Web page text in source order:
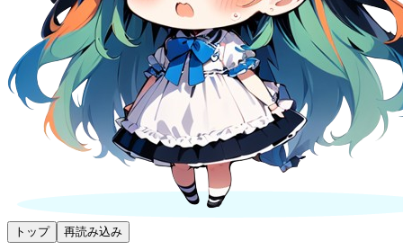
トップ 再読み込み